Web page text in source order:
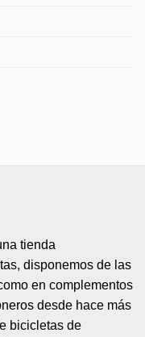
tienda
disponemos de las
en complementos
desde hace más
bicicletas de